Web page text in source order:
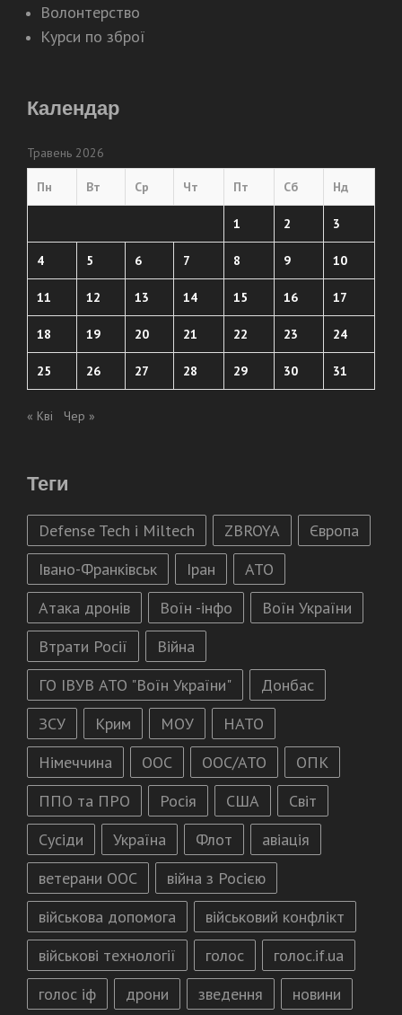
Волонтерство
Курси по зброї
Календар
Травень 2026
Пн Вт Ср Чт Пт Сб Нд
1 2 3
4 5 6 7 8 9 10
11 12 13 14 15 16 17
18 19 20 21 22 23 24
25 26 27 28 29 30 31
« Кві Чер »
Теги
Defense Tech і Miltech ZBROYA
Європа
Івано-Франківськ
Іран
АТО
Атака дронів
Воїн -інфо
Воїн України
Втрати Росії
Війна
ГО ІВУВ АТО "Воїн України"
Донбас
ЗСУ
Крим МОУ
НАТО
Німеччина
ООС ООС/АТО
ОПК
ППО та ПРО
Росія США
Світ
Сусіди
Україна Флот
авіація
ветерани ООС
війна з Росією
військова допомога
військовий конфлікт
військові технології
голос
голос.if.ua
голос іф
дрони зведення новини